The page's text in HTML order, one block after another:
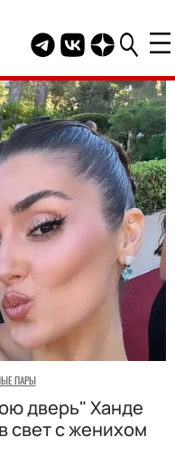
Telegram канал
Группа HELLO
Канал
ПАРЫ
дверь" Ханде
свет с женихом